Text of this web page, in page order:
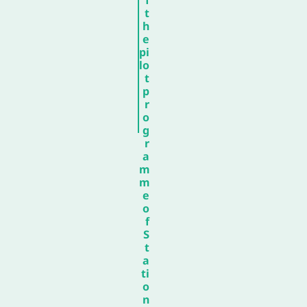
t
h
e
pi
lo
t
p
r
o
g
r
a
m
m
e
o
f
S
t
a
ti
o
n